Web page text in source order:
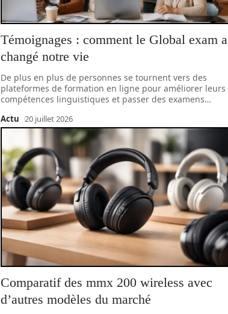
Témoignages : comment le Global exam a
changé notre vie
De plus en plus de personnes se tournent vers des
plateformes de formation en ligne pour améliorer leurs
compétences linguistiques et passer des examens…
Actu 20 juillet 2026
Comparatif des mmx 200 wireless avec
d’autres modèles du marché